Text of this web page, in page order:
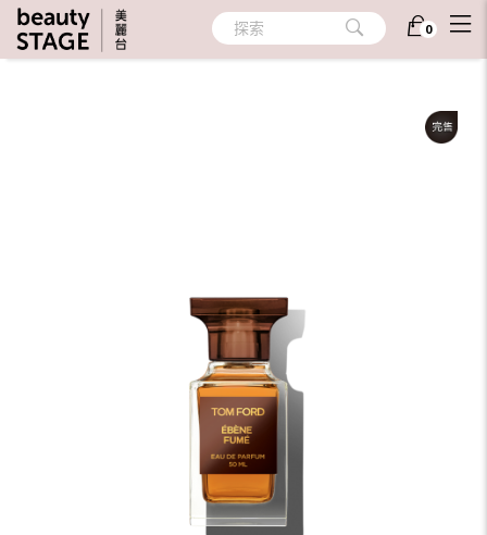
探索 0
首頁/ 香氛 / 隨身香氛